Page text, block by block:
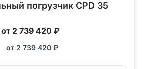
погрузчик CPD 35
от 2 739 420 ₽
от 2 739 420 ₽